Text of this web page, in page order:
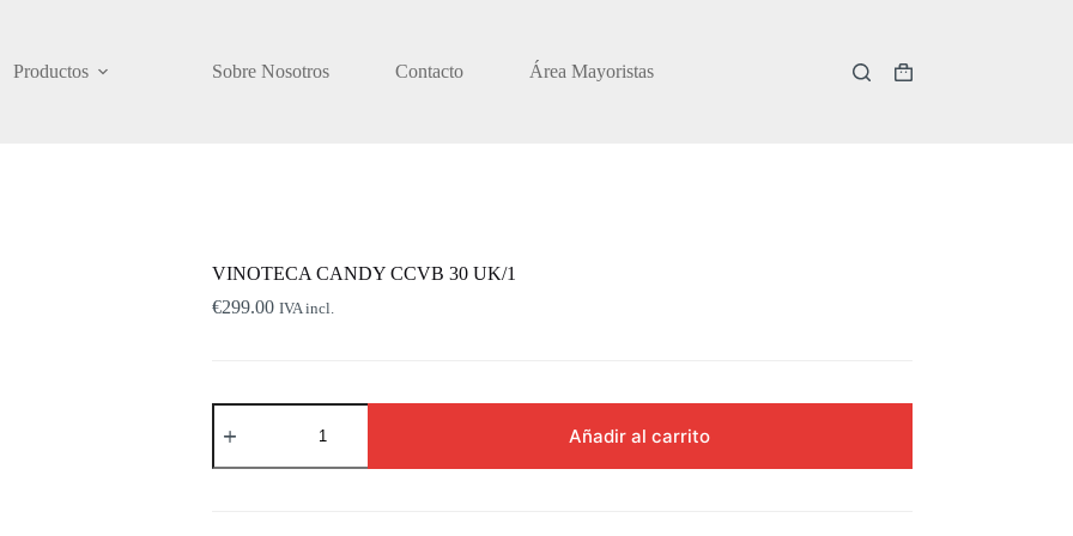
Productos Sobre Nosotros Contacto Área Mayoristas
Carro
VINOTECA CANDY CCVB 30 UK/1
€299.00 IVA incl.
VINOTECA
CANDY
30
Añadir al carrito